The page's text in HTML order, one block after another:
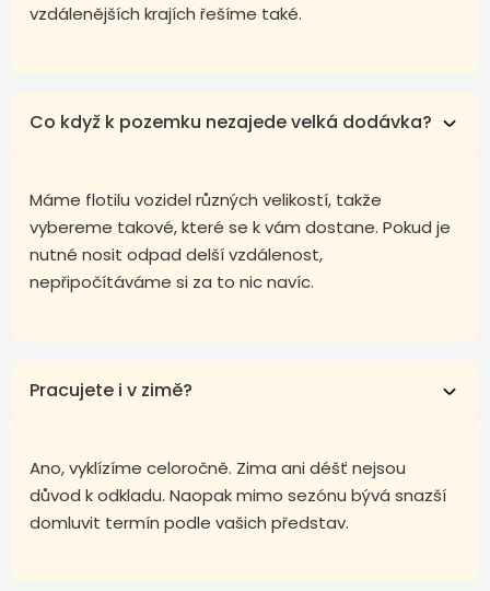
vzdálenějších krajích řešíme také.
Co když k pozemku nezajede velká dodávka?
Máme flotilu vozidel různých velikostí, takže
vybereme takové, které se k vám dostane. Pokud je
nutné nosit odpad delší vzdálenost,
nepřipočítáváme si za to nic navíc.
Pracujete i v zimě?
Ano, vyklízíme celoročně. Zima ani déšť nejsou
důvod k odkladu. Naopak mimo sezónu bývá snazší
domluvit termín podle vašich představ.